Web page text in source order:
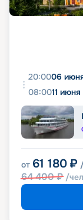
20:0006
08:0011
от 61 180 ₽
64 400₽ /чел